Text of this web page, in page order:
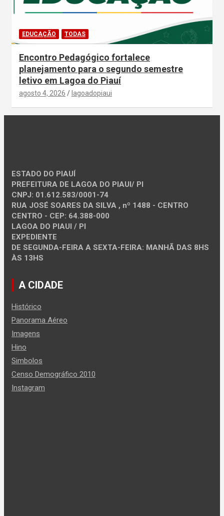
EDUCAÇÃO TODAS
Encontro Pedagógico fortalece
planejamento para o segundo semestre
letivo em Lagoa do Piauí
agosto 4, 2026 lagoadopiaui
ESTADO DO PIAUÍ
PREFEITURA DE LAGOA DO PIAUI/ PI
CNPJ: 01.612.583/0001-74
RUA JOSÉ SOARES DA SILVA , nº 1488 - CENTRO
CENTRO - CEP: 64.388-000
LAGOA DO PIAUI / PI
EXPEDIENTE
DE SEGUNDA-FEIRA A SEXTA-FEIRA: MANHÃ DAS 8HS
ÀS 13HS
A CIDADE
Histórico
Panorama Aéreo
Imagens
Hino
Simbolos
Censo Demográfico 2010
Instagram